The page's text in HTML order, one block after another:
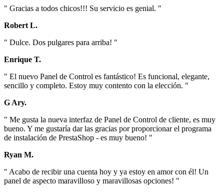
" Gracias a todos chicos!!! Su servicio es genial. "
Robert L.
" Dulce. Dos pulgares para arriba! "
Enrique T.
" El nuevo Panel de Control es fantástico! Es funcional, elegante,
sencillo y completo. Estoy muy contento con la elección. "
G Ary.
" Me gusta la nueva interfaz de Panel de Control de cliente, es muy
bueno. Y me gustaría dar las gracias por proporcionar el programa
de instalación de PrestaShop - es muy bueno! "
Ryan M.
" Acabo de recibir una cuenta hoy y ya estoy en amor con él! Un
panel de aspecto maravilloso y maravillosas opciones! "